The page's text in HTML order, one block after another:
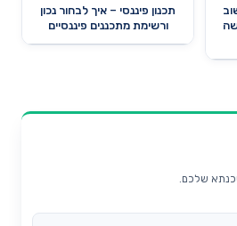
תכנון פיננסי – איך לבחור נכון
ורשימת מתכננים פיננסיים
שלכם.